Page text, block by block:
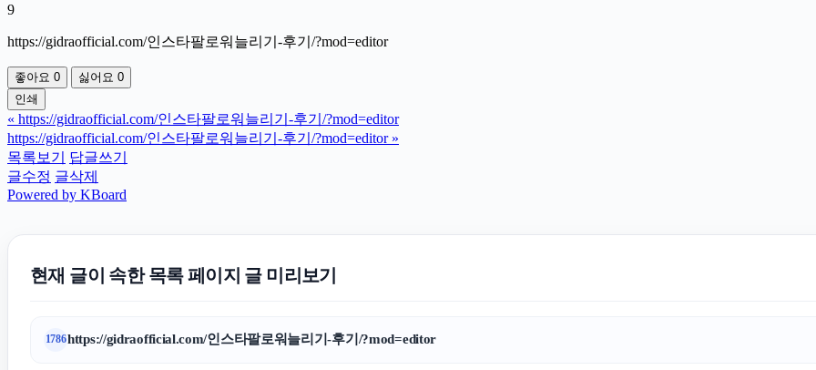
9
https://gidraofficial.com/인스타팔로워늘리기-후기/?mod=editor
좋아요 0 싫어요 0
인쇄
« https://gidraofficial.com/인스타팔로워늘리기-후기/?mod=editor
https://gidraofficial.com/인스타팔로워늘리기-후기/?mod=editor »
목록보기
답글쓰기
글수정 글삭제
Powered by KBoard
현재 글이 속한 목록 페이지 글 미리보기
1786https://gidraofficial.com/인스타팔로워늘리기-후기/?mod=editor